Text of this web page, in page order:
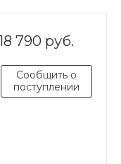
790 руб.
Сообщить о
поступлении